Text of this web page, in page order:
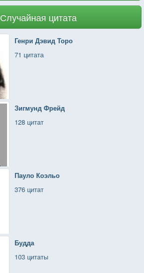
Случайная цитата
Генри Дэвид Торо
71 цитата
Зигмунд Фрейд
128 цитат
Пауло Коэльо
376 цитат
Будда
103 цитаты